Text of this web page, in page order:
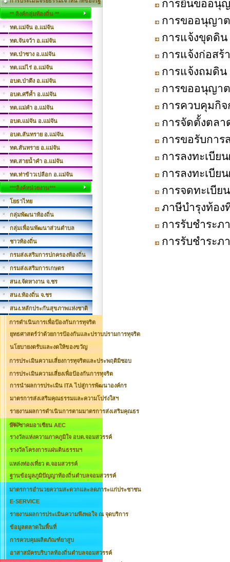
** ลิงค์กลุ่มท้องถิ่น **
ทต.แม่จัน อ.แม่จัน
ทต.จันจว้า อ.แม่จัน
ทต.ป่าซาง อ.แม่จัน
ทต.แม่ไร่ อ.แม่จัน
อบต.ป่าตึง อ.แม่จัน
อบต.ศรีค้ำ อ.แม่จัน
ทต.แม่คำ อ.แม่จัน
อบต.แม่จัน อ.แม่จัน
อบต.สันทราย อ.แม่จัน
ทต.สันทราย อ.แม่จัน
ทต.สายน้ำคำ อ.แม่จัน
ทต.ท่าข้าวเปลือก อ.แม่จัน
***ลิงค์หน่วยงาน***
โยธาไทย
กลุ่มพัฒนาท้องถิ่น
กลุ่มเพื่อนพัฒนาส่วนตำบล
ชาวท้องถิ่น
กรมส่งเสริมการปกครองท้องถิ่น
กรมส่งเสริมการเกษตร
สนง.จัดหางาน จ.ชร
สนง.ท้องถิ่น จ.ชร
สนง.หลักประกันสุขภาพแห่งชาติ
การดำเนินการเพื่อป้องกันการทุจริต
ยุทธศาสตร์ว่าด้วยการป้องกันและปราบปรามการทุจริต
นโยบายงดรับและงดให้ของขวัญ
การประเมินความเสี่ยงการทุจริตและประพฤติมิชอบ
การประเมินความเสี่ยงเพื่อป้องกันการทุจริต
การนำผลการประเมิน ITA ไปสู่การพัฒนาองค์กร
มาตรการส่งเสริมคุณธรรมและความโปร่งใสฯ
รายงานผลการดำเนินการตามมาตรการส่งเสริมคุณธร
รมฯ
ประชาคมอาเซียน AEC
รางวัลแห่งความภาคภูมิใจ อบต.จอมสวรรค์
รางวัลโครงการแผ่นดินธรรมฯ
แหล่งท่องเที่ยว ต.จอมสวรรค์
ฐานข้อมูลภูมิปัญญาท้องถิ่นตำบลจอมสวรรค์
มาตรการอำนวยความสะดวกและลดภาระแก่ประชาชน
E-SERVICE
รายงานผลการประเมินความพึงพอใจ ณ จุดบริการ
ข้อมูลตลาดในพื้นที่
การควบคุมผลิตภัณฑ์ยาสูบ
อาสาสมัครบริบาลท้องถิ่นตำบลจอมสวรรค์
การยื่่นขออนุ
การขออนุญา
การแจ้งขุดดิน
การแจ้งก่อสร้
การแจ้งถมดิน
การขออนุญา
การควบคุมกิ
การจัดตั้งตลา
การขอรับการ
การลงทะเบีย
การลงทะเบีย
การจดทะเบี
ภาษีบำรุงท้อง
การรับชำระภ
การรับชำระภ